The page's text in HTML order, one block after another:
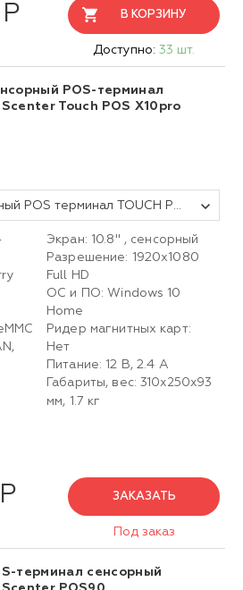
В КОРЗИНУ
Доступно: 33 шт.
POS-терминал
Touch POS X10pro
Компактный сенсорный POS терминал TOUCH POS X10pro (10.8" емкостной Intel Cherry Trail Z8350 1.92GHz; RAM4Gb; eMMC64Gb; аккумулятор Li-Ion 10 000mAh, Wi-Fi; BT; 4*USB; 1*RS232; 1*HDMI;1* LAN)
Экран: 10.8'' , сенсорный
Разрешение: 1920х1080
Full HD
ОС и ПО: Windows 10
Home
Ридер магнитных карт:
Нет
Питание: 12 В, 2.4 А
Габариты, вес:310х250х93
мм, 1.7 кг
ЗАКАЗАТЬ
Под заказ
терминал сенсорный